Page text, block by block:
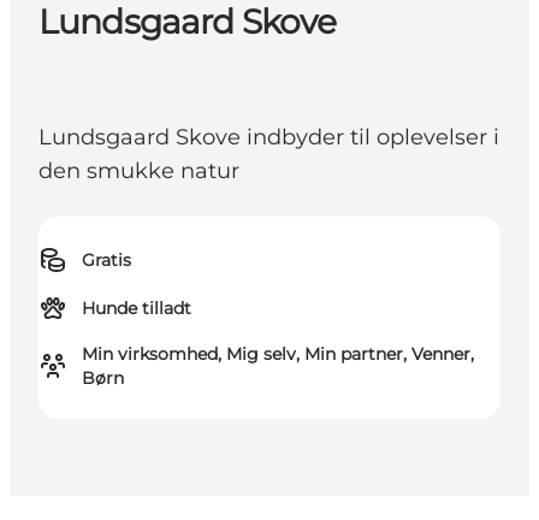
Lundsgaard Skove
Lundsgaard Skove indbyder til oplevelser i
den smukke natur
Gratis
Hunde tilladt
Min virksomhed, Mig selv, Min partner, Venner,
Børn